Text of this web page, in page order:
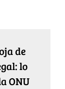
de
lo
ONU